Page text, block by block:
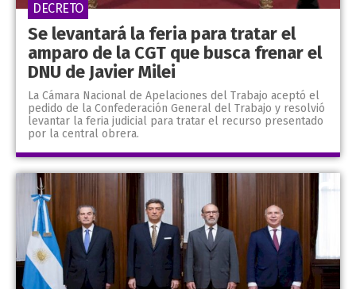
Se levantará la feria para tratar el
amparo de la CGT que busca frenar el
DNU de Javier Milei
La Cámara Nacional de Apelaciones del Trabajo aceptó el
pedido de la Confederación General del Trabajo y resolvió
levantar la feria judicial para tratar el recurso presentado
por la central obrera.
DECRETO